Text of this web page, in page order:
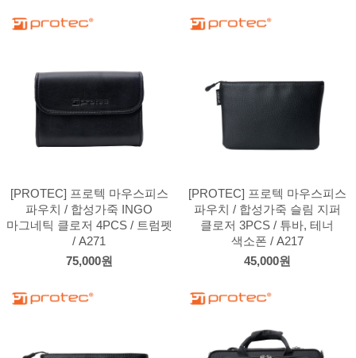
[PROTEC] 프로텍 마우스피스
파우치 / 합성가죽 INGO
마그네틱 클로저 4PCS / 트럼펫
/ A271
75,000원
[PROTEC] 프로텍 마우스피스
파우치 / 합성가죽 슬림 지퍼
클로저 3PCS / 튜바, 테너
색소폰 / A217
45,000원